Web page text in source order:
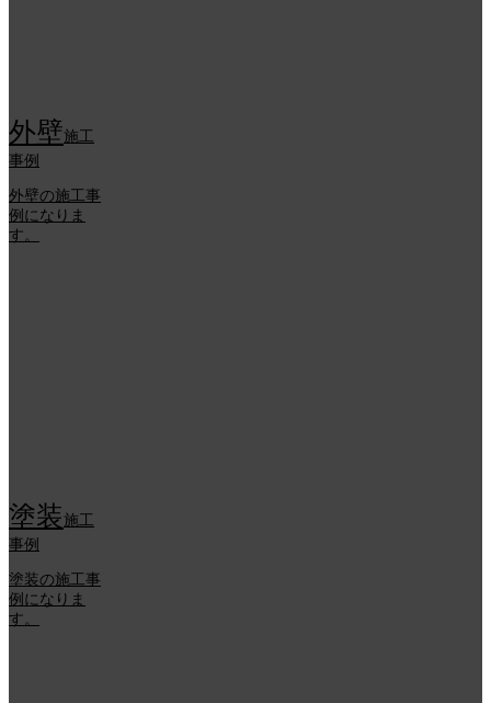
外壁施工
事例
外壁の施工事
例になりま
す。
塗装施工
事例
塗装の施工事
例になりま
す。